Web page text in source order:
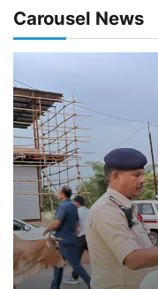
2
3
नपा
Pavan
4
साइबर
5
विशेष
Carousel News